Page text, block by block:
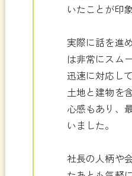
いたことが印
実際に話を進
は非常にスム
迅速に対応し
土地と建物を
心感もあり、
いました。
社長の人柄や